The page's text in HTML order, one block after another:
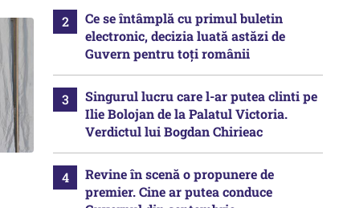
Ce se întâmplă cu primul buletin
electronic, decizia luată astăzi de
Guvern pentru toți românii
Singurul lucru care l-ar putea clinti pe
Ilie Bolojan de la Palatul Victoria.
Verdictul lui Bogdan Chirieac
Revine în scenă o propunere de
premier. Cine ar putea conduce